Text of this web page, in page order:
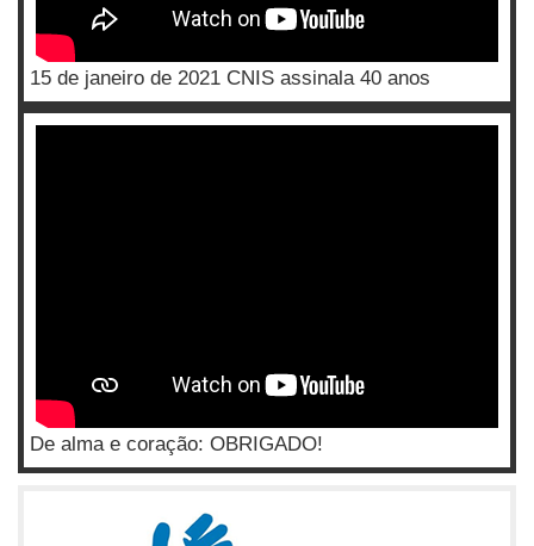
15 de janeiro de 2021 CNIS assinala 40 anos
De alma e coração: OBRIGADO!